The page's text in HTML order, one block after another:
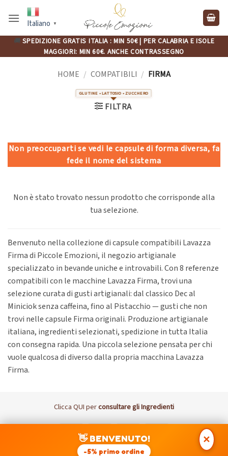
Italiano ▼
🚚 SPEDIZIONE GRATIS ITALIA : MIN 50€ | PER CALABRIA E ISOLE
MAGGIORI: MIN 60€. ANCHE CONTRASSEGNO
HOME / COMPATIBILI / FIRMA
FILTRA
Non preoccuparti se vedi le capsule di forma diversa, fa
fede il nome del sistema
Non è stato trovato nessun prodotto che corrisponde alla
tua selezione.
Benvenuto nella collezione di capsule compatibili Lavazza
Firma di Piccole Emozioni, il negozio artigianale
specializzato in bevande uniche e introvabili. Con 8 referenze
compatibili con le macchine Lavazza Firma, trovi una
selezione curata di gusti artigianali: dal classico Dec al
Miniciok senza caffeina, fino al Pistacchio — gusti che non
trovi nelle capsule Firma originali. Produzione artigianale
italiana, ingredienti selezionati, spedizione in tutta Italia
con consegna rapida. Una piccola selezione pensata per chi
vuole qualcosa di diverso dalla propria macchina Lavazza
Firma.
CliccaQUIperconsultare gli Ingredienti
Visa
DISCLAIMER: I Marchi Nespresso, Lavazza, UNO, Nescafè Dolce
✕
👋 BENVENUTO!
-5% primo ordine